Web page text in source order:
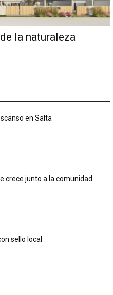
la naturaleza
en Salta
crece junto a la comunidad
sello local